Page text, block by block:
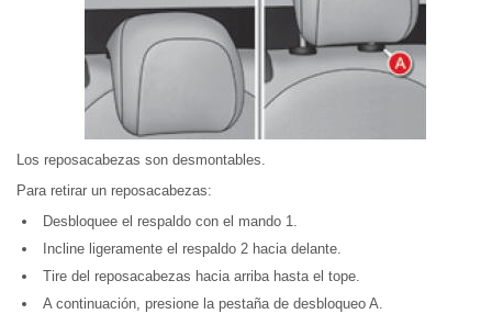
Los reposacabezas son desmontables.
Para retirar un reposacabezas:
Desbloquee el respaldo con el mando 1.
Incline ligeramente el respaldo 2 hacia delante.
Tire del reposacabezas hacia arriba hasta el tope.
A continuación, presione la pestaña de desbloqueo A.